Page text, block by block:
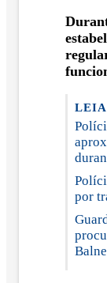
por